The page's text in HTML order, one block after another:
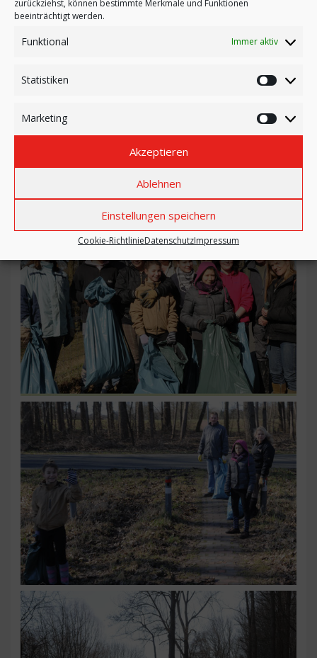
zurückziehst, können bestimmte Merkmale und Funktionen
beeinträchtigt werden.
Funktional Immer aktiv
Statistiken
Marketing
Akzeptieren
Ablehnen
Einstellungen speichern
Cookie-RichtlinieDatenschutzImpressum